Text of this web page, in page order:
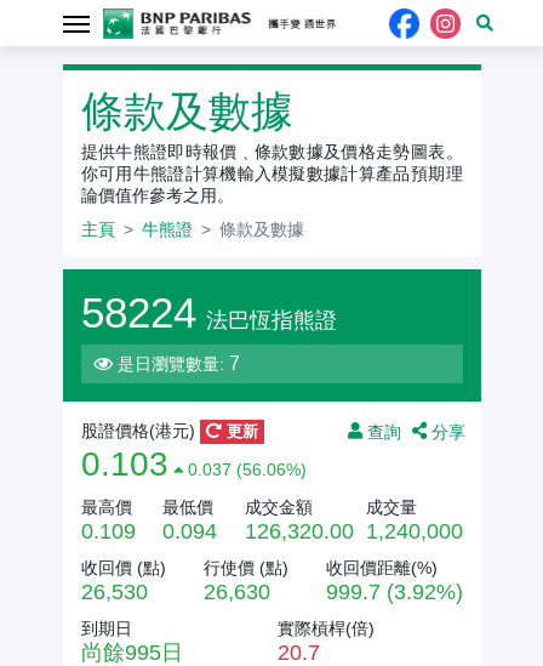
牛熊證
條款及數據
提供牛熊證即時報價﹑條款數據及價格走勢圖表。
你可用牛熊證計算機輸入模擬數據計算產品預期理
論價值作參考之用。
主頁
牛熊證 條款及數據
58224 法巴恆指熊證
是日瀏覽數量: 7
查詢 分享
股證價格(港元) 更新
0.103
0.037 (56.06%)
最高價
0.109
最低價
0.094
成交金額
126,320.00
成交量
1,240,000
收回價 (點)
26,530
行使價 (點)
26,630
收回價距離(%)
999.7 (3.92%)
到期日
尚餘995日
實際槓桿(倍)
20.7